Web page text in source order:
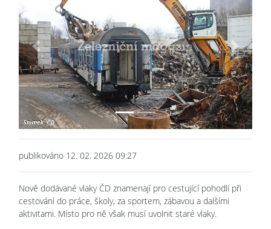
Previous Next
publikováno 12. 02. 2026 09:27
Nově dodávané vlaky ČD znamenají pro cestující pohodlí při
cestování do práce, školy, za sportem, zábavou a dalšími
aktivitami. Místo pro ně však musí uvolnit staré vlaky.